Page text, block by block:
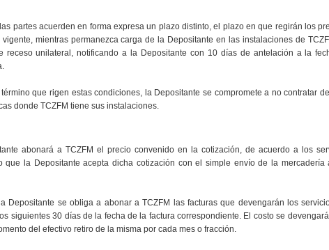
partes acuerden en forma expresa un plazo distinto, el plazo en que regirán los
vigente, mientras permanezca carga de la Depositante en las instalaciones de
receso unilateral, notificando a la Depositante con 10 días de antelación a la
término que rigen estas condiciones, la Depositante se compromete a no contratar
donde TCZFM tiene sus instalaciones.
abonará a TCZFM el precio convenido en la cotización, de acuerdo a los
que la Depositante acepta dicha cotización con el simple envío de la
Depositante se obliga a abonar a TCZFM las facturas que devengarán los
siguientes 30 días de la fecha de la factura correspondiente. El costo se
del efectivo retiro de la misma por cada mes o fracción.